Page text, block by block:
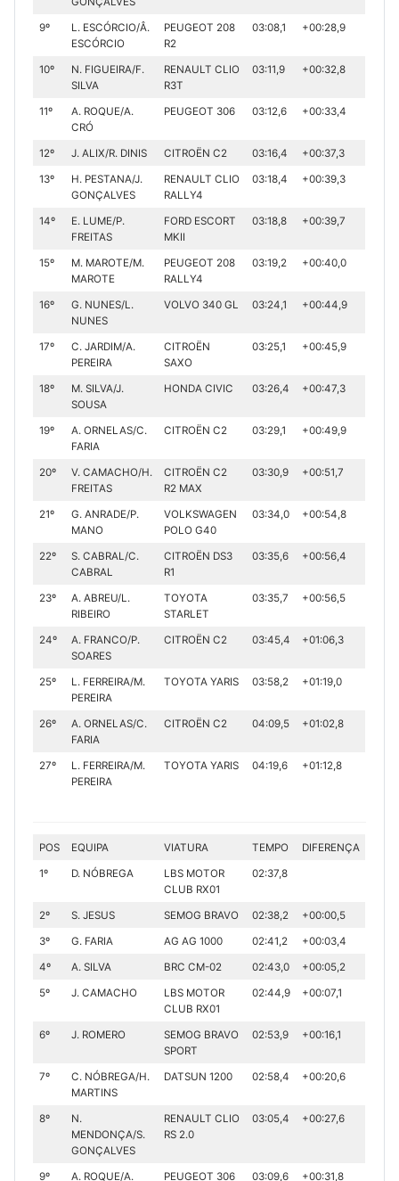
9º
L. ESCÓRCIO/Â.
ESCÓRCIO
PEUGEOT 208
R2
03:08,1 +00:28,9
10º
N. FIGUEIRA/F.
SILVA
RENAULT CLIO
R3T
03:11,9 +00:32,8
11º
A. ROQUE/A.
CRÓ
PEUGEOT 306 03:12,6 +00:33,4
12º J. ALIX/R. DINIS CITROËN C2 03:16,4 +00:37,3
13º
H. PESTANA/J.
GONÇALVES
RENAULT CLIO
RALLY4
03:18,4 +00:39,3
14º
E. LUME/P.
FREITAS
FORD ESCORT
MKII
03:18,8 +00:39,7
15º
M. MAROTE/M.
MAROTE
PEUGEOT 208
RALLY4
03:19,2 +00:40,0
16º
G. NUNES/L.
NUNES
VOLVO 340 GL 03:24,1 +00:44,9
17º
C. JARDIM/A.
PEREIRA
CITROËN
SAXO
03:25,1 +00:45,9
18º
M. SILVA/J.
SOUSA
HONDA CIVIC 03:26,4 +00:47,3
19º
A. ORNELAS/C.
FARIA
CITROËN C2 03:29,1 +00:49,9
20º
V. CAMACHO/H.
FREITAS
CITROËN C2
R2 MAX
03:30,9 +00:51,7
21º
G. ANRADE/P.
MANO
VOLKSWAGEN
POLO G40
03:34,0 +00:54,8
22º
S. CABRAL/C.
CABRAL
CITROËN DS3
R1
03:35,6 +00:56,4
23º
A. ABREU/L.
RIBEIRO
TOYOTA
STARLET
03:35,7 +00:56,5
24º
A. FRANCO/P.
SOARES
CITROËN C2 03:45,4 +01:06,3
25º
L. FERREIRA/M.
PEREIRA
TOYOTA YARIS 03:58,2 +01:19,0
26º
A. ORNELAS/C.
FARIA
CITROËN C2 04:09,5 +01:02,8
27º
L. FERREIRA/M.
PEREIRA
TOYOTA YARIS 04:19,6 +01:12,8
POS EQUIPA VIATURA TEMPO DIFERENÇA
1º D. NÓBREGA
LBS MOTOR
CLUB RX01
02:37,8
2º S. JESUS SEMOG BRAVO 02:38,2 +00:00,5
3º G. FARIA AG AG 1000 02:41,2 +00:03,4
4º A. SILVA BRC CM-02 02:43,0 +00:05,2
5º J. CAMACHO
LBS MOTOR
CLUB RX01
02:44,9 +00:07,1
6º J. ROMERO
SEMOG BRAVO
SPORT
02:53,9 +00:16,1
7º
C. NÓBREGA/H.
MARTINS
DATSUN 1200 02:58,4 +00:20,6
8º
N.
MENDONÇA/S.
GONÇALVES
RENAULT CLIO
RS 2.0
03:05,4 +00:27,6
9º
A. ROQUE/A.
PEUGEOT 306 03:09,6 +00:31,8